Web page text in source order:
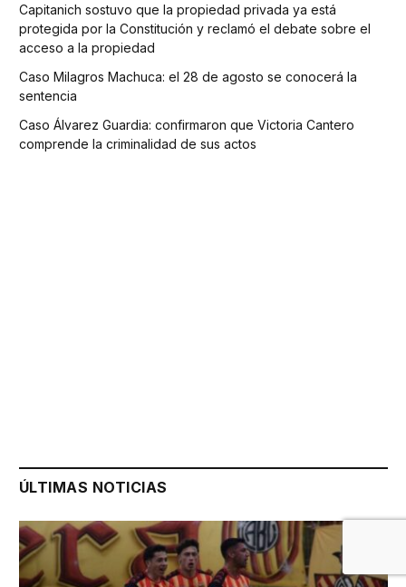
Capitanich sostuvo que la propiedad privada ya está
protegida por la Constitución y reclamó el debate sobre el
acceso a la propiedad
Caso Milagros Machuca: el 28 de agosto se conocerá la
sentencia
Caso Álvarez Guardia: confirmaron que Victoria Cantero
comprende la criminalidad de sus actos
ÚLTIMAS NOTICIAS